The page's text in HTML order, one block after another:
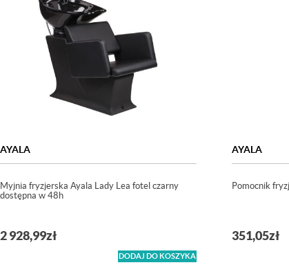
AYALA
Myjnia fryzjerska Ayala Lady Lea fotel czarny
dostępna w 48h
2 928,99zł
DODAJ DO KOSZYKA
AYALA
Pomocnik
351,05zł